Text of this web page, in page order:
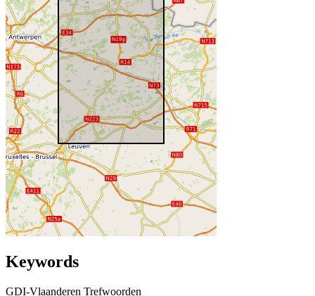
Keywords
GDI-Vlaanderen Trefwoorden